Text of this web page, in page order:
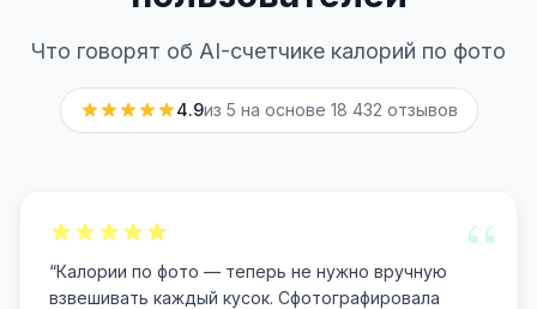
Что говорят об AI-счетчике калорий по фото
4.9из 5 на основе 18 432 отзывов
“
“Калории по фото — теперь не нужно вручную
взвешивать каждый кусок. Сфотографировала